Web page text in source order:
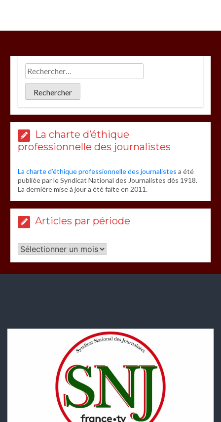
La charte d’éthique
professionnelle des journalistes
La charte d’éthique professionnelle des journalistes a été
publiée par le Syndicat National des Journalistes dès 1918.
La dernière mise à jour a été faite en 2011.
Articles par période
Articles
par
période